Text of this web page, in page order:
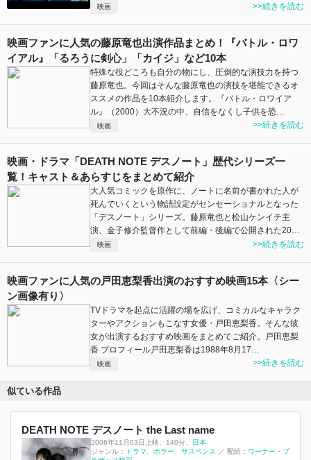
映画 >>続きを読む
映画ファンに人気の藤原竜也出演作品まとめ！『バトル・ロワ
イアル』「るろうに剣心」「カイジ」など10本
特殊な役どころも自分の物にし、圧倒的な演技力を持つ
藤原竜也。今回はそんな藤原竜也の演技を堪能できるオ
ススメの作品を10本紹介します。『バトル・ロワイア
ル』（2000）大不況の中、自信をなくし子供を恐…
映画 >>続きを読む
映画・ドラマ「DEATH NOTE デスノート」歴代シリーズ一
覧！キャスト＆あらすじをまとめて紹介
大人気コミックを原作に、ノートに名前が書かれた人が
死んでいくという物語設定がセンセーショナルとなった
「デスノート」シリーズ。藤原竜也と松山ケンイチ主
演、金子修介監督作として前編・後編で公開された20…
映画 >>続きを読む
映画ファンに人気の戸田恵梨香出演のおすすめ映画15本〈シー
ン画像有り〉
TVドラマを起点に活躍の場を広げ、コミカルなキャラク
ターやアクションもこなす女優・戸田恵梨香。そんな彼
女が出演するおすすめ映画をまとめてご紹介。戸田恵梨
香 プロフィール戸田恵梨香は1988年8月17…
映画 >>続きを読む
似ている作品
DEATH NOTE デスノート the Last name
2006年11月03日上映、 140分、 日本
ジャンル：
ドラマ ホラー サスペンス ／ 配給： ワーナー・ブ